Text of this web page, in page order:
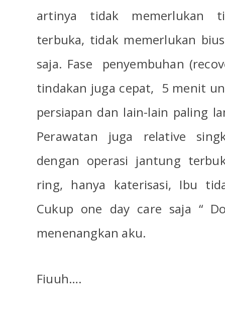
artinya tidak memerlukan
terbuka, tidak memerlukan
saja. Fase
penyembuhan
tindakan juga cepat, 5 menit
persiapan dan lain-lain paling
Perawatan juga relative
dengan operasi jantung
ring, hanya katerisasi, Ibu
Cukup one day care saja “
menenangkan aku.
Fiuuh….